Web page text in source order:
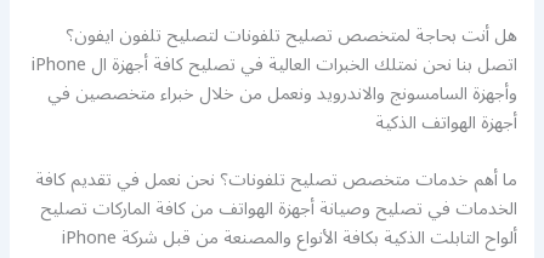
هل أنت بحاجة لمتخصص تصليح تلفونات لتصليح تلفون ايفون؟
اتصل بنا نحن نمتلك الخبرات العالية في تصليح كافة أجهزة ال iPhone
وأجهزة السامسونج والاندرويد ونعمل من خلال خبراء متخصصين في
أجهزة الهواتف الذكية
ما أهم خدمات متخصص تصليح تلفونات؟ نحن نعمل في تقديم كافة
الخدمات في تصليح وصيانة أجهزة الهواتف من كافة الماركات تصليح
ألواح التابلت الذكية بكافة الأنواع والمصنعة من قبل شركة iPhone